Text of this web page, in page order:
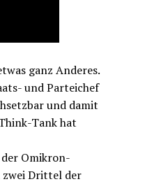
ganz Anderes.
und Parteichef
und damit
Tank hat
Omikron-
zwei Drittel der